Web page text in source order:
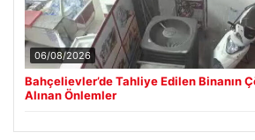
06/08/2026
Bahçelievler’de Tahliye Edilen Binanın
Alınan Önlemler